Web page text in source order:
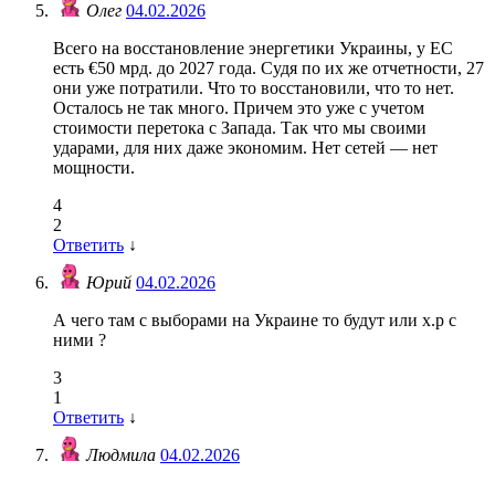
Олег 04.02.2026
Всего на восстановление энергетики Украины, у ЕС
есть €50 мрд. до 2027 года. Судя по их же отчетности, 27
они уже потратили. Что то восстановили, что то нет.
Осталось не так много. Причем это уже с учетом
стоимости перетока с Запада. Так что мы своими
ударами, для них даже экономим. Нет сетей — нет
мощности.
4
2
Ответить ↓
Юрий 04.02.2026
А чего там с выборами на Украине то будут или х.р с
ними ?
3
1
Ответить ↓
Людмила 04.02.2026